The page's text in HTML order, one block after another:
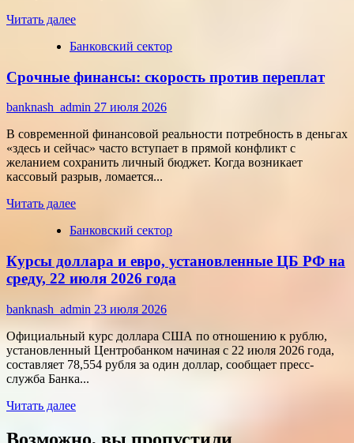
Читать далееПрочитать
о
за
внимание:
как
современного
потребителя
с
помощью
технологий
Банковский сектор
Срочные финансы: скорость против переплат
banknash_admin 27 июля 2026
В современной финансовой реальности потребность в деньгах
«здесь и сейчас» часто вступает в прямой конфликт с
желанием сохранить личный бюджет. Когда возникает
кассовый разрыв, ломается...
Читать далееПрочитать
о
финансы:
скорость
против
переплат
Банковский сектор
Курсы доллара и евро, установленные ЦБ РФ на
среду, 22 июля 2026 года
banknash_admin 23 июля 2026
Официальный курс доллара США по отношению к рублю,
установленный Центробанком начиная с 22 июля 2026 года,
составляет 78,554 рубля за один доллар, сообщает пресс-
служба Банка...
Читать далееПрочитать
Возможно, вы пропустили